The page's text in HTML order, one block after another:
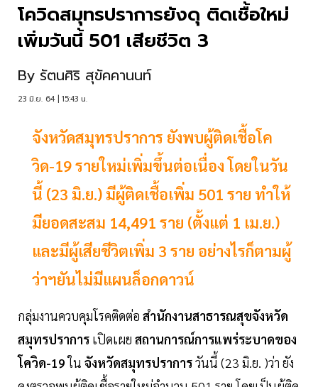
โควิดสมุทรปราการยังดุ ติดเชื้อใหม่
เพิ่มวันนี้ 501 เสียชีวิต 3
By รัตนศิริ สุขัคคานนท์
23 มิ.ย. 64 | 15:43 น.
จังหวัดสมุทรปราการ ยังพบผู้ติดเชื้อโค
วิด-19 รายใหม่เพิ่มขึ้นต่อเนื่อง โดยในวัน
นี้ (23 มิ.ย.) มีผู้ติดเชื้อเพิ่ม 501 ราย ทำให้
มียอดสะสม 14,491 ราย (ตั้งแต่ 1 เม.ย.)
และมีผู้เสียชีวิตเพิ่ม 3 ราย อย่างไรก็ตามผู้
ว่าฯยันไม่มีแผนล็อกดาวน์
กลุ่มงานควบคุมโรคติดต่อ สำนักงานสาธารณสุขจังหวัด
สมุทรปราการ เปิดเผย สถานการณ์การแพร่ระบาดของ
โควิด-19ใน จังหวัดสมุทรปราการวันนี้ (23 มิ.ย. )ว่า ยัง